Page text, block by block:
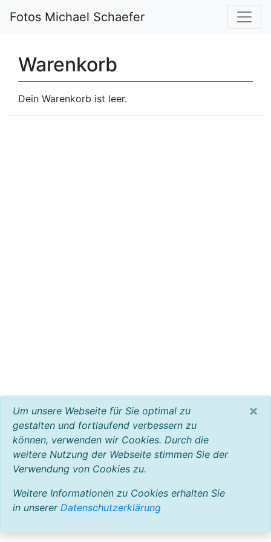
Fotos Michael Schaefer
Warenkorb
Dein Warenkorb ist leer.
Um unsere Webseite für Sie optimal zu
gestalten und fortlaufend verbessern zu
können, verwenden wir Cookies. Durch die
weitere Nutzung der Webseite stimmen Sie der
Verwendung von Cookies zu.
Weitere Informationen zu Cookies erhalten Sie
in unserer Datenschutzerklärung
×